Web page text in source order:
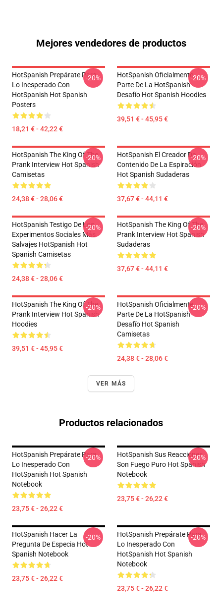
Mejores vendedores de productos
HotSpanish Prepárate Para
Lo Inesperado Con
HotSpanish Hot Spanish
Posters
18,21 € - 42,22 €
-20%
HotSpanish Oficialmente
Parte De La HotSpanish
Desafío Hot Spanish Hoodies
39,51 € - 45,95 €
-20%
HotSpanish The King Of The
Prank Interview Hot Spanish
Camisetas
24,38 € - 28,06 €
-20%
HotSpanish El Creador De
Contenido De La Espiración
Hot Spanish Sudaderas
37,67 € - 44,11 €
-20%
HotSpanish Testigo De Los
Experimentos Sociales Más
Salvajes HotSpanish Hot
Spanish Camisetas
24,38 € - 28,06 €
-20%
HotSpanish The King Of The
Prank Interview Hot Spanish
Sudaderas
37,67 € - 44,11 €
-20%
HotSpanish The King Of The
Prank Interview Hot Spanish
Hoodies
39,51 € - 45,95 €
-20%
HotSpanish Oficialmente
Parte De La HotSpanish
Desafío Hot Spanish
Camisetas
24,38 € - 28,06 €
-20%
VER MÁS
Productos relacionados
HotSpanish Prepárate Para
Lo Inesperado Con
HotSpanish Hot Spanish
Notebook
23,75 € - 26,22 €
-20%
HotSpanish Sus Reacciones
Son Fuego Puro Hot Spanish
Notebook
23,75 € - 26,22 €
-20%
HotSpanish Hacer La
Pregunta De Especia Hot
Spanish Notebook
23,75 € - 26,22 €
-20%
HotSpanish Prepárate Para
Lo Inesperado Con
HotSpanish Hot Spanish
Notebook
23,75 € - 26,22 €
-20%